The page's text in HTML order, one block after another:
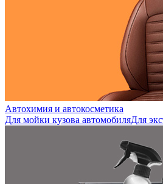
Автохимия и автокосметика
Для мойки кузова автомобиляДля